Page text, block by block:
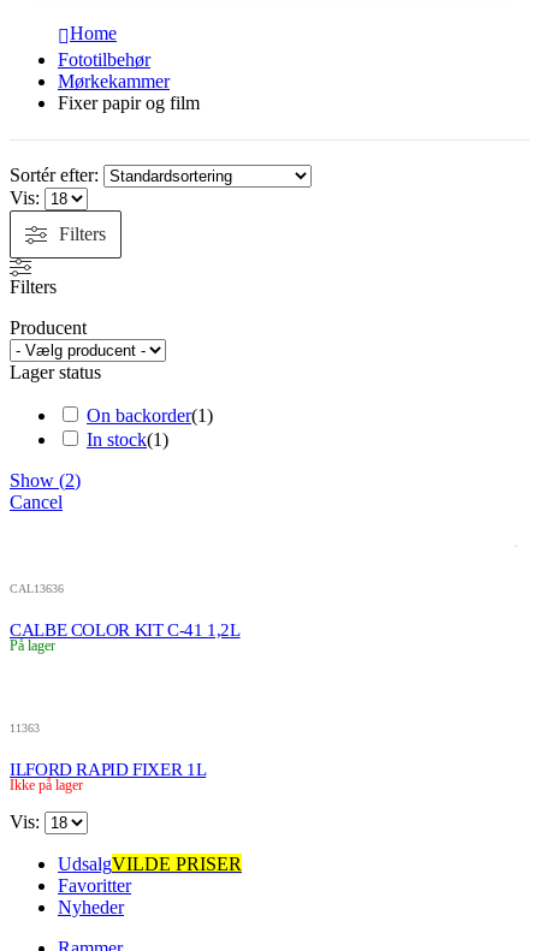
Home
Fototilbehør
Mørkekammer
Fixer papir og film
Sortér efter:
Vis:
Filters
Filters
Producent
Lager status
On backorder(1)
In stock(1)
Show (2)
Cancel
CAL13636
CALBE COLOR KIT C-41 1,2L
På lager
11363
ILFORD RAPID FIXER 1L
Ikke på lager
Vis:
UdsalgVILDE PRISER
Favoritter
Nyheder